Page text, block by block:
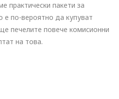
практически пакети за
е по-вероятно да купуват
печелите повече комисионни
на това.